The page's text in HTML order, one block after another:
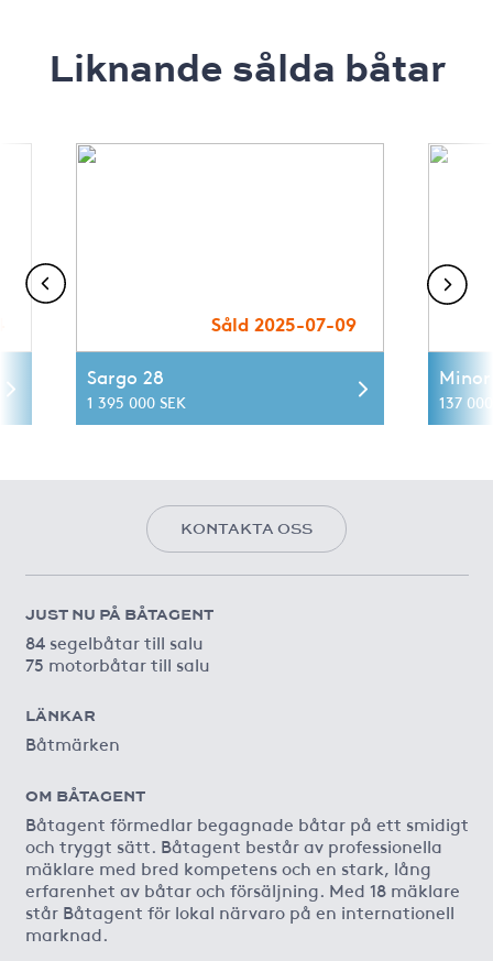
Liknande sålda båtar
Såld 2025-07-09
Sargo 28
1 395 000 SEK 137
KONTAKTA OSS
JUST NU PÅ BÅTAGENT
84 segelbåtar till salu
75 motorbåtar till salu
LÄNKAR
Båtmärken
OM BÅTAGENT
Båtagent förmedlar begagnade båtar på ett smidigt
och tryggt sätt. Båtagent består av professionella
mäklare med bred kompetens och en stark, lång
erfarenhet av båtar och försäljning. Med 18 mäklare
står Båtagent för lokal närvaro på en internationell
marknad.